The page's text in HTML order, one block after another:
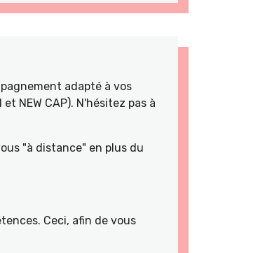
adapté à vos
NEW CAP). N'hésitez pas à
"à distance" en plus du
Ceci, afin de vous